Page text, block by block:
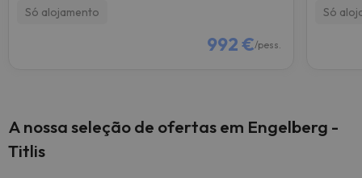
Só alojamento
992 €/pess.
Só
A nossa seleção de ofertas em Engelberg -
Titlis